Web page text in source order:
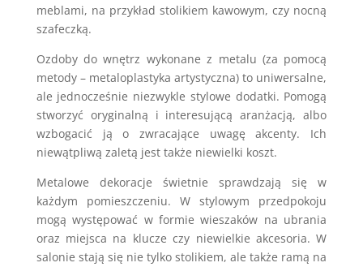
meblami, na przykład stolikiem kawowym, czy nocną
szafeczką.
Ozdoby do wnętrz wykonane z metalu (za pomocą
metody – metaloplastyka artystyczna) to uniwersalne,
ale jednocześnie niezwykle stylowe dodatki. Pomogą
stworzyć oryginalną i interesującą aranżacją, albo
wzbogacić ją o zwracające uwagę akcenty. Ich
niewątpliwą zaletą jest także niewielki koszt.
Metalowe dekoracje świetnie sprawdzają się w
każdym pomieszczeniu. W stylowym przedpokoju
mogą występować w formie wieszaków na ubrania
oraz miejsca na klucze czy niewielkie akcesoria. W
salonie stają się nie tylko stolikiem, ale także ramą na